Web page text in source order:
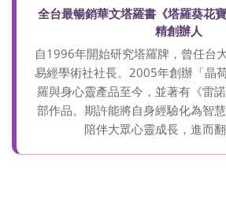
全台最暢銷華文塔羅書《塔羅葵花
精創辦人
自1996年開始研究塔羅牌，曾任台
易經學術社社長。2005年創辦「晶
羅與身心靈產品至今，並著有《雷
部作品。期許能將自身經驗化為智
陪伴大眾心靈成長，進而翻